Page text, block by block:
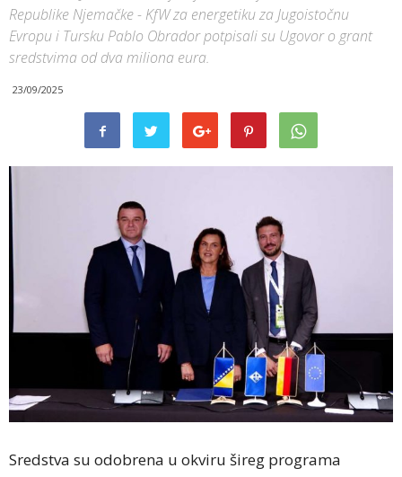
Republike Njemačke - KfW za energetiku za Jugoistočnu
Evropu i Tursku Pablo Obrador potpisali su Ugovor o grant
sredstvima od dva miliona eura.
23/09/2025
Sredstva su odobrena u okviru šireg programa